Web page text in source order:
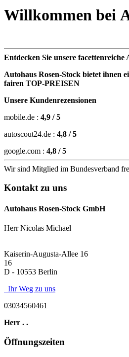
MINI Cooper S 21.900 EUR
Mercedes-Benz Vito Mixto15.900 EUR
Audi A528.900 EUR
BMW X5
Willkommen bei
Entdecken Sie unsere facettenreiche
Autohaus Rosen-Stock bietet ihnen
fairen TOP-PREISEN
Unsere Kundenrezensionen
mobile.de : 4,9 / 5
autoscout24.de : 4,8 / 5
google.com : 4,8 / 5
Wir sind Mitglied im Bundesverband
Kontakt zu uns
Autohaus Rosen-Stock GmbH
Herr Nicolas Michael
Kaiserin-Augusta-Allee 16
16
D - 10553 Berlin
Ihr Weg zu uns
03034560461
Herr . .
Öffnungszeiten